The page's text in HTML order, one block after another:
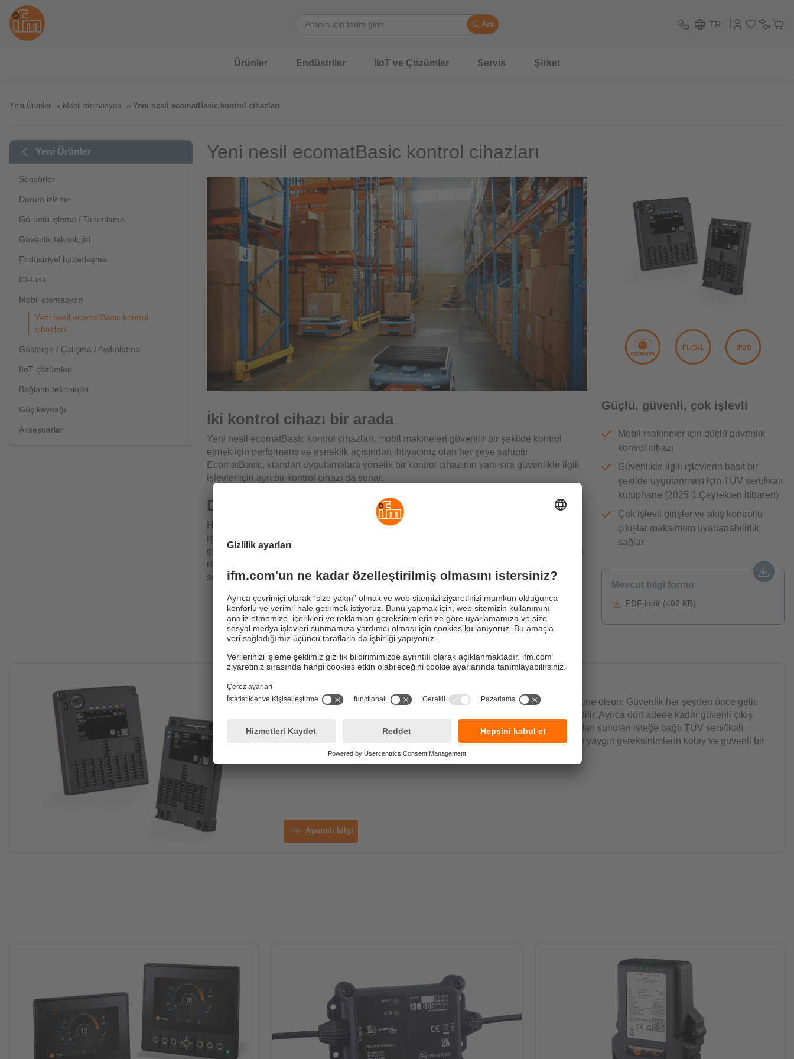
Ara TR
Ürünler Endüstriler IIoT ve Çözümler Servis Şirket
Yeni Ürünler Mobil otomasyon Yeni nesil ecomatBasic kontrol cihazları
Yeni Ürünler
Sensörler
Durum izleme
Görüntü işleme / Tanımlama
Güvenlik teknolojisi
Endüstriyel haberleşme
IO-Link
Mobil otomasyon
Yeni nesil ecomatBasic kontrol
cihazları
Gösterge / Çalışma / Aydınlatma
IIoT çözümleri
Bağlantı teknolojisi
Güç kaynağı
Aksesuarlar
Yeni nesil ecomatBasic kontrol cihazları
İki kontrol cihazı bir arada
Yeni nesil ecomatBasic kontrol cihazları, mobil makineleri güvenilir bir şekilde kontrol
etmek için performans ve esneklik açısından ihtiyacınız olan her şeye sahiptir.
EcomatBasic, standart uygulamalara yönelik bir kontrol cihazının yanı sıra güvenlikle ilgili
işlevler için ayrı bir kontrol cihazı da sunar.
Daha fazla güç – yenileme için de
Her biri 16 adede kadar çok işlevli giriş ve çıkışa sahip olan kontrol cihazı, özellikle bilgi
işlem gücü ilk nesle kıyasla iki kattan fazla artırıldığı için müşteriye özel her türlü
gereksinimi karşılayacak şekilde tasarlanmıştır. Bu ekstra performansı ve CODESYS 3.5'in
rahatlığını mevcut makinelerde kullanmak kolaydır: CR403S'nin boyutları BasicController
serisinin boyutlarıyla aynıdır.
Güçlü, güvenli, çok işlevli
Mobil makineler için güçlü güvenlik
kontrol cihazı
Güvenlikle ilgili işlevlerin basit bir
şekilde uygulanması için TÜV sertifikalı
kütüphane (2025 1.Çeyrekten itibaren)
Çok işlevli girişler ve akış kontrollü
çıkışlar maksimum uyarlanabilirlik
sağlar
Mevcut bilgi formu
PDF indir (402 KB)
İster sürücüsüz taşıma sistemi ister bir kişi tarafından işletilen mobil makine olsun: Güvenlik her şeyden önce gelir.
EcomatBasic'in her bir girişi fonksiyonel güvenlik kapsamında kullanılabilir. Ayrıca dört adede kadar güvenli çıkış
mevcuttur (CR413S). Güvenlikle ilgili işlevleri kullanmak için ifm tarafından sunulan isteğe bağlı TÜV sertifikalı
yazılım kütüphanesi gereklidir (2025 1.Çeyrekten itibaren mevcuttur). En yaygın gereksinimlerin kolay ve güvenli bir
şekilde uygulanabileceği çok sayıda emniyet POU'su içerir.
Ayrıntılı bilgi